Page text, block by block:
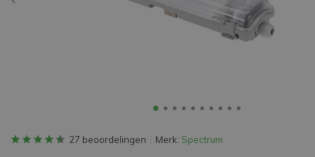
27 beoordelingen Merk: Spectrum